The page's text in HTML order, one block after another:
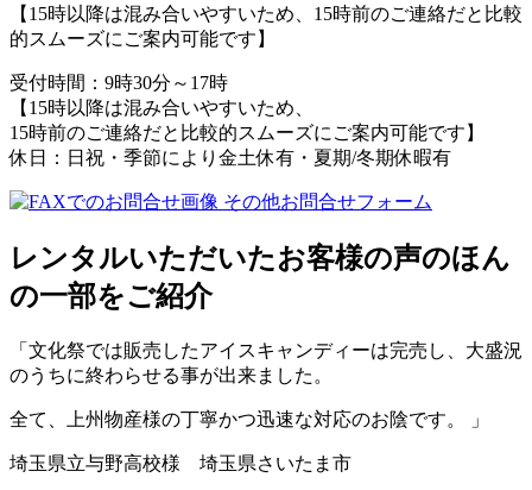
【15時以降は混み合いやすいため、15時前のご連絡だと比較
的スムーズにご案内可能です】
受付時間：9時30分～17時
【15時以降は混み合いやすいため、
15時前のご連絡だと比較的スムーズにご案内可能です】
休日：日祝・季節により金土休有・夏期/冬期休暇有
その他お問合せフォーム
レンタルいただいたお客様の声のほん
の一部をご紹介
「文化祭では販売したアイスキャンディーは完売し、大盛況
のうちに終わらせる事が出来ました。
全て、上州物産様の丁寧かつ迅速な対応のお陰です。 」
埼玉県立与野高校様 埼玉県さいたま市